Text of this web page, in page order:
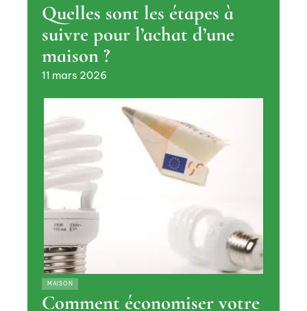
Quelles sont les étapes à
suivre pour l’achat d’une
maison ?
11 mars 2026
MAISON
Comment économiser votre